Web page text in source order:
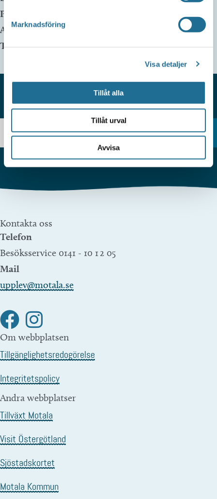
Marknadsföring
Visa detaljer
Tillåt alla
Tillåt urval
Avvisa
Pris:
Arrangör:
Telefonnummer arrangör:
HITTAR DU INTE VAD DU SÖKER?
Kontakta oss
Telefon
Besöksservice 0141 - 10 1 2 05
Mail
upplev@motala.se
Om webbplatsen
Tillgänglighetsredogörelse
Integritetspolicy
Andra webbplatser
Tillväxt Motala
Visit Östergötland
Sjöstadskortet
Motala Kommun